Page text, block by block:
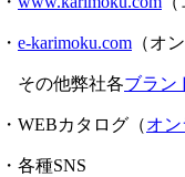
・ e-karimoku.com （オ
その他弊社各ブラン
・WEBカタログ（オ
・各種SNS